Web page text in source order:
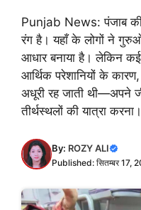
Punjab News: पंजाब की
रंग है। यहाँ के लोगों ने
आधार बनाया है। लेकिन कई
आर्थिक परेशानियों के
अधूरी रह जाती थी—अपने
तीर्थस्थलों की यात्रा करना।
By: ROZY ALI
Published: सितम्बर 17,